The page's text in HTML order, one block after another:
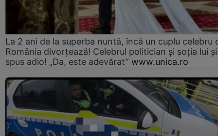
La 2 ani de la superba nuntă, încă un cuplu celebru
România divorțează! Celebrul politician și soția lui
spus adio! „Da, este adevărat” www.unica.ro